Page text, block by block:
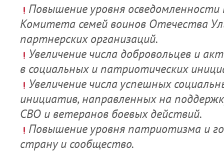
Повышение уровня осведомленности
Комитета семей воинов Отечества
партнерских организаций.
Увеличение числа добровольцев и
в социальных и патриотических
Увеличение числа успешных
инициатив, направленных на
СВО и ветеранов боевых действий.
Повышение уровня патриотизма и
страну и сообщество.